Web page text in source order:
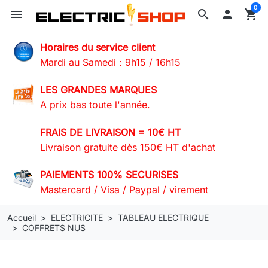
search
menu  shopping_cart
0
Horaires du service client
Mardi au Samedi : 9h15 / 16h15
LES GRANDES MARQUES
A prix bas toute l'année.
FRAIS DE LIVRAISON = 10€ HT
Livraison gratuite dès 150€ HT d'achat
PAIEMENTS 100% SECURISES
Mastercard / Visa / Paypal / virement
Accueil ELECTRICITE
TABLEAU ELECTRIQUE
COFFRETS NUS